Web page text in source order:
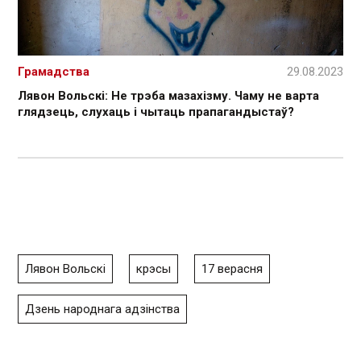
Лявон Вольскі: Не трэба мазахізму. Чаму не варта
глядзець, слухаць і чытаць прапагандыстаў?
Грамадства 29.08.2023
Лявон Вольскі крэсы 17 верасня
Дзень народнага адзінства